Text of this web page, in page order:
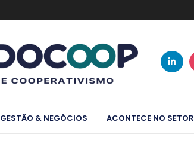
GESTÃO & NEGÓCIOS ACONTECE NO SETOR